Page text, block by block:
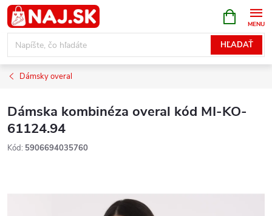
Prejsť
na
obsah
HĽADAŤ
KOŠÍK
Dámsky overal
Dámska kombinéza overal kód MI-KO-
61124.94
Kód: 5906694035760